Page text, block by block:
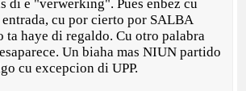
di e "verwerking". Pues enbez cu
cu por cierto por SALBA
haye di regaldo. Cu otro palabra
Un biaha mas NIUN partido
cu excepcion di UPP.